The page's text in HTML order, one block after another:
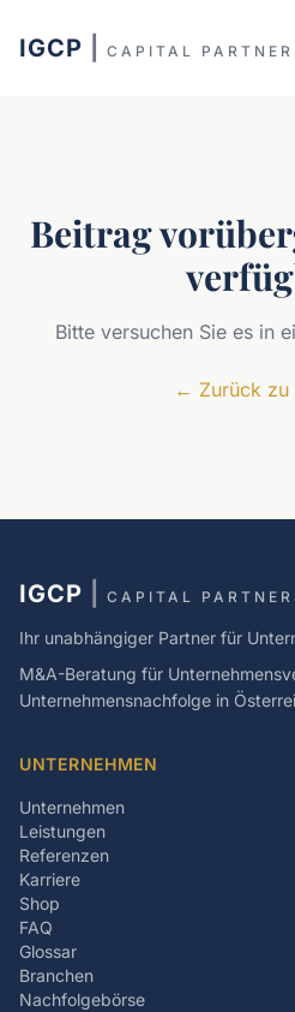
IGCP CAPITAL
Beitrag
Bitte versuchen Sie es in
← Zurück zu
IGCP CAPITAL
Ihr unabhängiger Partner für
M&A-Beratung für
Unternehmensnachfolge in
UNTERNEHMEN
Unternehmen
Leistungen
Referenzen
Karriere
Shop
FAQ
Glossar
Branchen
Nachfolgebörse